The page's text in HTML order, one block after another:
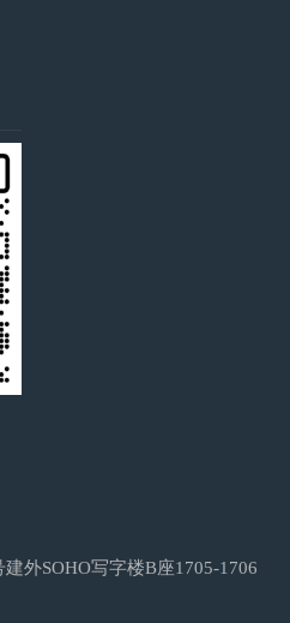
外SOHO写字楼B座1705-1706